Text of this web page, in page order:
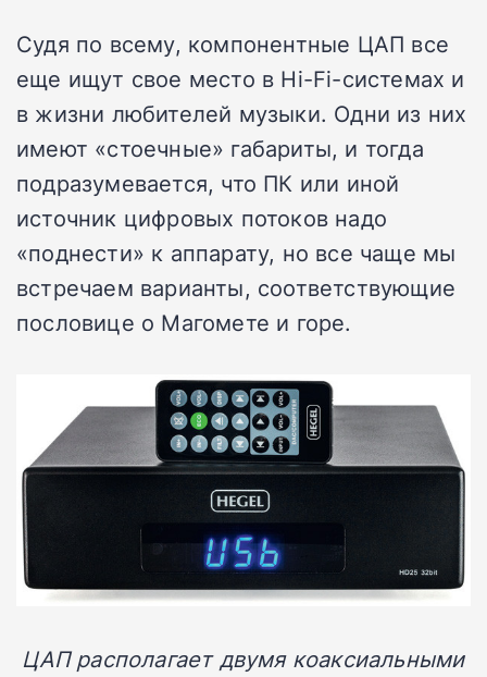
Судя по всему, компонентные ЦАП все
еще ищут свое место в Hi-Fi-системах и
в жизни любителей музыки. Одни из них
имеют «стоечные» габариты, и тогда
подразумевается, что ПК или иной
источник цифровых потоков надо
«поднести» к аппарату, но все чаще мы
встречаем варианты, соответствующие
пословице о Магомете и горе.
ЦАП располагает двумя коаксиальными